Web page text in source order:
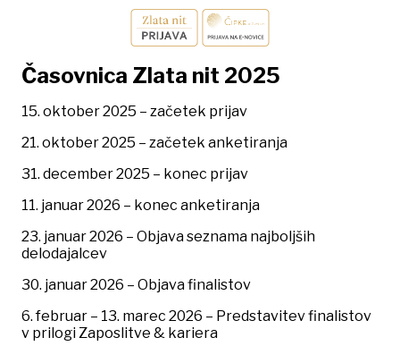
Časovnica Zlata nit 2025
15. oktober 2025 – začetek prijav
21. oktober 2025 – začetek anketiranja
31. december 2025 – konec prijav
11. januar 2026 – konec anketiranja
23. januar 2026 – Objava seznama najboljših
delodajalcev
30. januar 2026 – Objava finalistov
6. februar – 13. marec 2026 – Predstavitev finalistov
v prilogi Zaposlitve & kariera